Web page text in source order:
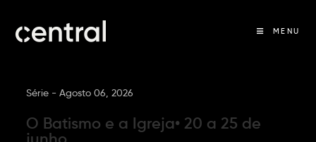
MENU
Série -Agosto 06, 2026
O Batismo e a Igreja• 20 a 25 de